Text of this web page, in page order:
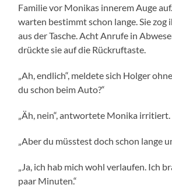
Familie vor Monikas innerem Auge
warten bestimmt schon lange. Sie zog
aus der Tasche. Acht Anrufe in
drückte sie auf die Rückruftaste.
„Ah, endlich“, meldete sich Holger
du schon beim Auto?“
„Äh, nein“, antwortete Monika irritiert.
„Aber du müsstest doch schon lange
„Ja, ich hab mich wohl verlaufen. Ich
paar Minuten.“